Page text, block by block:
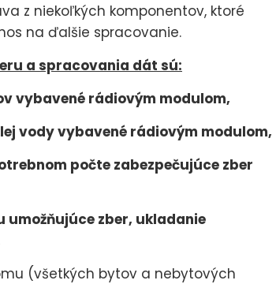
z niekoľkých komponentov, ktoré
na ďalšie spracovanie.
a spracovania dát sú:
vybavené rádiovým modulom,
vody vybavené rádiovým modulom,
počte zabezpečujúce zber
zber, ukladanie
(všetkých bytov a nebytových